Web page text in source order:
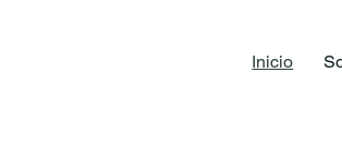
Inicio